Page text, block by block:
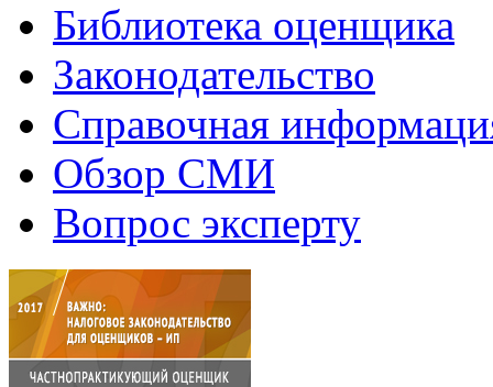
Библиотека оценщика
Законодательство
Справочная
Обзор СМИ
Вопрос эксперту